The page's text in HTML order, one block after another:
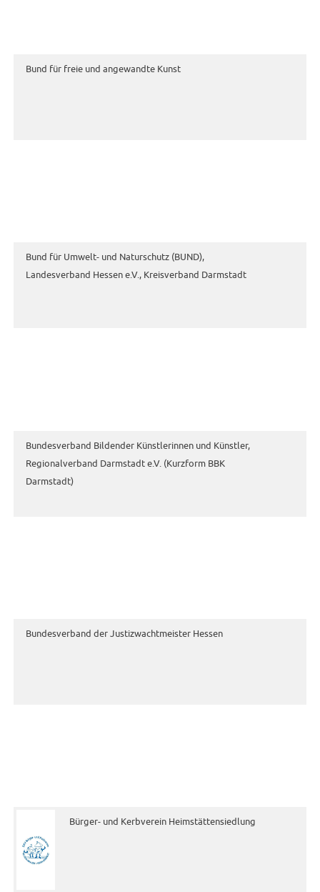
Bund für freie und angewandte Kunst
Bund für Umwelt- und Naturschutz (BUND),
Landesverband Hessen e.V., Kreisverband Darmstadt
Bundesverband Bildender Künstlerinnen und Künstler,
Regionalverband Darmstadt e.V. (Kurzform BBK
Darmstadt)
Bundesverband der Justizwachtmeister Hessen
Bürger- und Kerbverein Heimstättensiedlung